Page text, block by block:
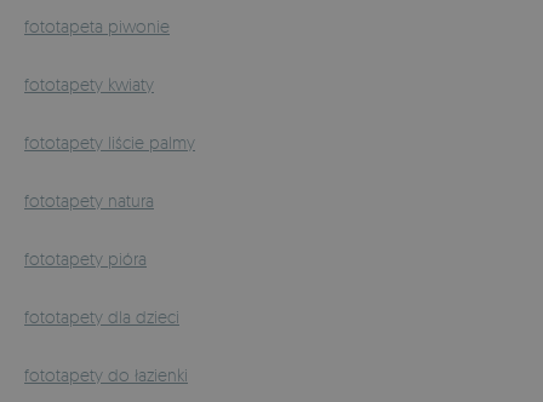
fototapeta piwonie
fototapety kwiaty
fototapety liście palmy
fototapety natura
fototapety pióra
fototapety dla dzieci
fototapety do łazienki